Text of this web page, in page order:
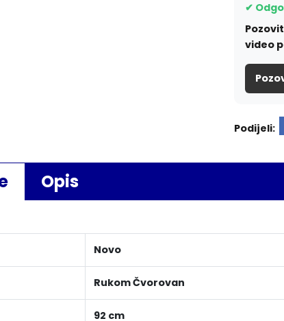
✔
video
Podijeli:
Opis
Novo
Rukom Čvorovan
92 cm